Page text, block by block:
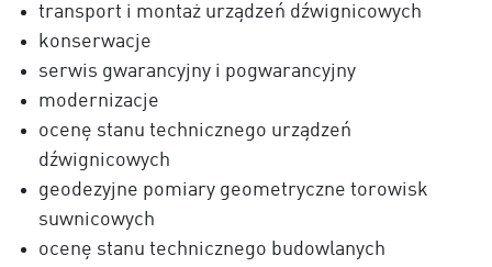
transport i montaż urządzeń dźwignicowych
konserwacje
serwis gwarancyjny i pogwarancyjny
modernizacje
ocenę stanu technicznego urządzeń
dźwignicowych
geodezyjne pomiary geometryczne torowisk
suwnicowych
ocenę stanu technicznego budowlanych